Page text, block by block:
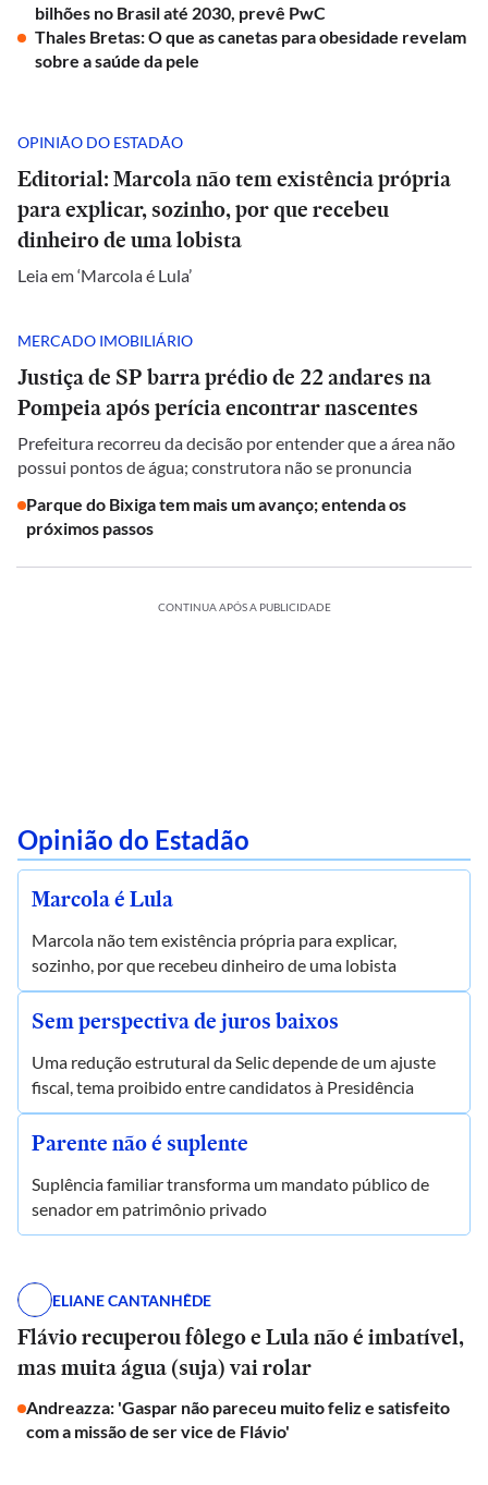
bilhões no Brasil até 2030, prevê PwC
Thales Bretas: O que as canetas para obesidade revelam
sobre a saúde da pele
OPINIÃO DO ESTADÃO
Editorial: Marcola não tem existência própria
para explicar, sozinho, por que recebeu
dinheiro de uma lobista
Leia em ‘Marcola é Lula’
MERCADO IMOBILIÁRIO
Justiça de SP barra prédio de 22 andares na
Pompeia após perícia encontrar nascentes
Prefeitura recorreu da decisão por entender que a área não
possui pontos de água; construtora não se pronuncia
Parque do Bixiga tem mais um avanço; entenda os
próximos passos
CONTINUA APÓS A PUBLICIDADE
Opinião do Estadão
Marcola é Lula
Marcola não tem existência própria para explicar,
sozinho, por que recebeu dinheiro de uma lobista
Sem perspectiva de juros baixos
Uma redução estrutural da Selic depende de um ajuste
fiscal, tema proibido entre candidatos à Presidência
Parente não é suplente
Suplência familiar transforma um mandato público de
senador em patrimônio privado
ELIANE CANTANHÊDE
Flávio recuperou fôlego e Lula não é imbatível,
mas muita água (suja) vai rolar
Andreazza: 'Gaspar não pareceu muito feliz e satisfeito
com a missão de ser vice de Flávio'